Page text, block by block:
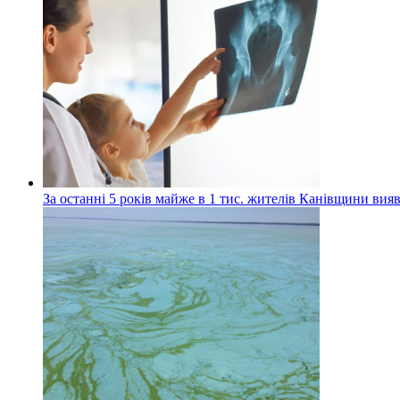
За останні 5 років майже в 1 тис. жителів Канівщини